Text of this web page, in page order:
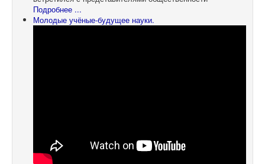
Подробнее ...
Молодые учёные-будущее науки.